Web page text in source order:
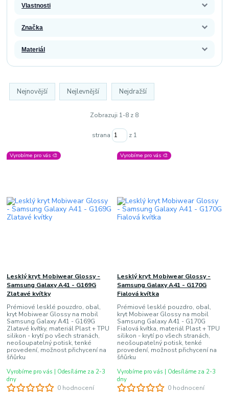
Vlastnosti
Značka
Materiál
Nejnovější Nejlevnější Nejdražší
Zobrazuji 1-8 z 8
strana z 1
Vyrobíme pro vás 🎨
0 hodnocení
Lesklý kryt Mobiwear Glossy -
Samsung Galaxy A41 - G169G
Zlatavé kvítky
Prémiové lesklé pouzdro, obal,
kryt Mobiwear Glossy na mobil
Samsung Galaxy A41 - G169G
Zlatavé kvítky, materiál Plast + TPU
silikon - krytí po všech stranách,
neošoupatelný potisk, tenké
provedení, možnost přichycení na
šňůrku
Vyrobíme pro vás | Odesíláme za 2-3
dny
Vyrobíme pro vás 🎨
0 hodnocení
Lesklý kryt Mobiwear Glossy -
Samsung Galaxy A41 - G170G
Fialová kvítka
Prémiové lesklé pouzdro, obal,
kryt Mobiwear Glossy na mobil
Samsung Galaxy A41 - G170G
Fialová kvítka, materiál Plast + TPU
silikon - krytí po všech stranách,
neošoupatelný potisk, tenké
provedení, možnost přichycení na
šňůrku
Vyrobíme pro vás | Odesíláme za 2-3
dny